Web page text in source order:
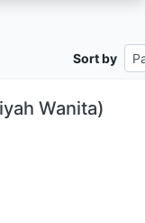
Sort by
Wanita)